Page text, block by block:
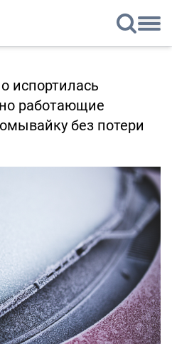
испортилась
работающие
без потери